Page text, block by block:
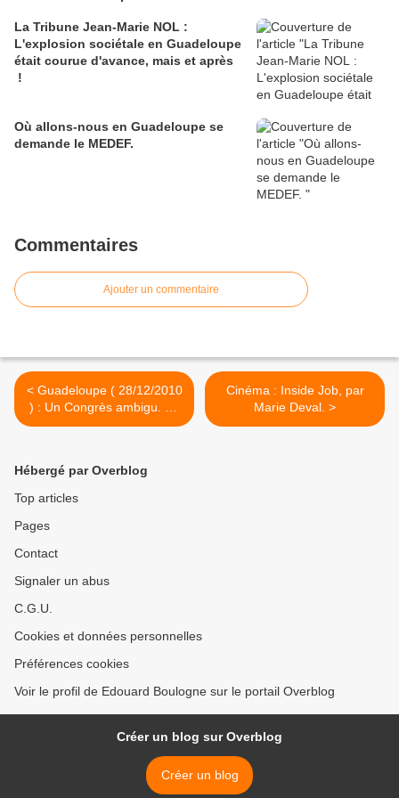
La Tribune Jean-Marie NOL :
L'explosion sociétale en Guadeloupe
était courue d'avance, mais et après
!
Où allons-nous en Guadeloupe se
demande le MEDEF.
Commentaires
Ajouter un commentaire
< Guadeloupe ( 28/12/2010
) : Un Congrès ambigu. Le
Combat continue, par
Cinéma : Inside Job, par
Marie Deval. >
Hébergé par Overblog
Top articles
Pages
Contact
Signaler un abus
C.G.U.
Cookies et données personnelles
Préférences cookies
Voir le profil de Edouard Boulogne sur le portail Overblog
Créer un blog sur Overblog
Créer un blog